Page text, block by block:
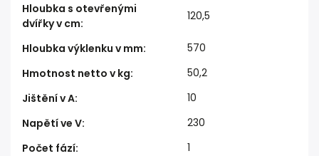
Hloubka s otevřenými
dvířky v cm:
120,5
Hloubka výklenku v mm:
570
Hmotnost netto v kg:
50,2
Jištění v A:
10
Napětí ve V:
230
Počet fází:
1